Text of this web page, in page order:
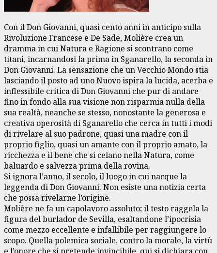
Con il Don Giovanni, quasi cento anni in anticipo sulla
Rivoluzione Francese e De Sade, Molière crea un
dramma in cui Natura e Ragione si scontrano come
titani, incarnandosi la prima in Sganarello, la seconda in
Don Giovanni. La sensazione che un Vecchio Mondo stia
lasciando il posto ad uno Nuovo ispira la lucida, acerba e
inflessibile critica di Don Giovanni che pur di andare
fino in fondo alla sua visione non risparmia nulla della
sua realtà, neanche se stesso, nonostante la generosa e
creativa operosità di Sganarello che cerca in tutti i modi
di rivelare al suo padrone, quasi una madre con il
proprio figlio, quasi un amante con il proprio amato, la
ricchezza e il bene che si celano nella Natura, come
baluardo e salvezza prima della rovina.
Si ignora l’anno, il secolo, il luogo in cui nacque la
leggenda di Don Giovanni. Non esiste una notizia certa
che possa rivelarne l’origine.
Molière ne fa un capolavoro assoluto; il testo raggela la
figura del burlador de Sevilla, esaltandone l’ipocrisia
come mezzo eccellente e infallibile per raggiungere lo
scopo. Quella polemica sociale, contro la morale, la virtù